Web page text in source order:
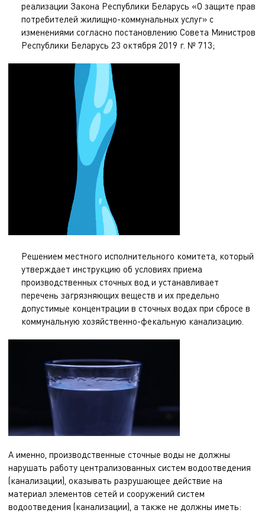
реализации Закона Республики Беларусь «О защите прав
потребителей жилищно-коммунальных услуг» с
изменениями согласно постановлению Совета Министров
Республики Беларусь 23 октября 2019 г. № 713;
Решением местного исполнительного комитета, который
утверждает инструкцию об условиях приема
производственных сточных вод и устанавливает
перечень загрязняющих веществ и их предельно
допустимые концентрации в сточных водах при сбросе в
коммунальную хозяйственно-фекальную канализацию.
А именно, производственные сточные воды не должны
нарушать работу централизованных систем водоотведения
(канализации), оказывать разрушающее действие на
материал элементов сетей и сооружений систем
водоотведения (канализации), а также не должны иметь: